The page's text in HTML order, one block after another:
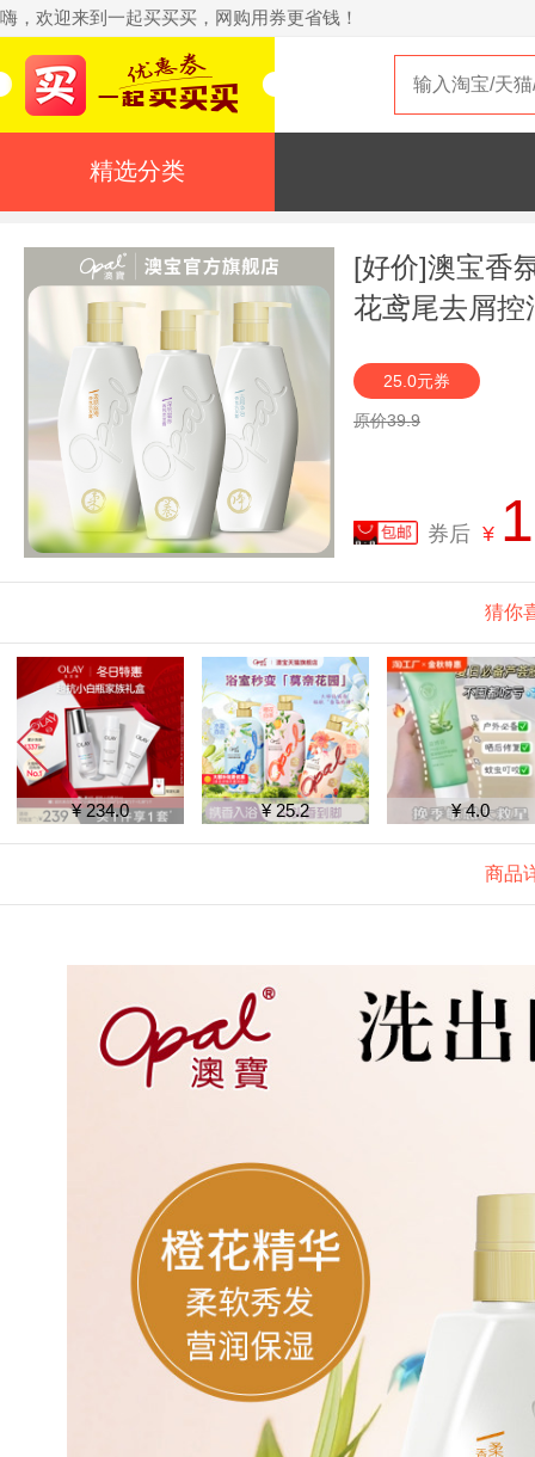
嗨，欢迎来到一起买买买，网购用券更省钱！
精选分类
[好价]澳宝香
花鸢尾去屑控
25.0元券
原价39.9
券后 ¥
猜你
¥ 234.0 ¥ 25.2 ¥ 4.0
商品